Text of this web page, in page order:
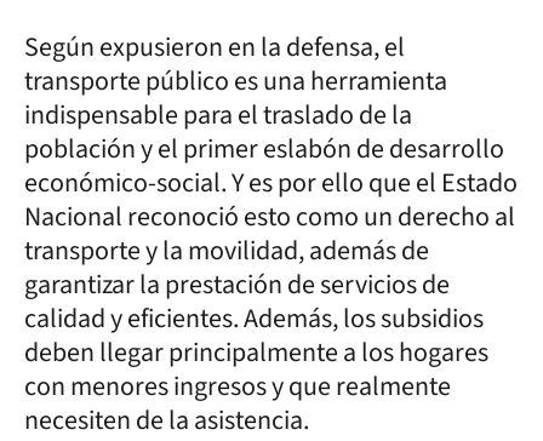
Según expusieron en la defensa, el
transporte público es una herramienta
indispensable para el traslado de la
población y el primer eslabón de desarrollo
económico-social. Y es por ello que el Estado
Nacional reconoció esto como un derecho al
transporte y la movilidad, además de
garantizar la prestación de servicios de
calidad y eficientes. Además, los subsidios
deben llegar principalmente a los hogares
con menores ingresos y que realmente
necesiten de la asistencia.